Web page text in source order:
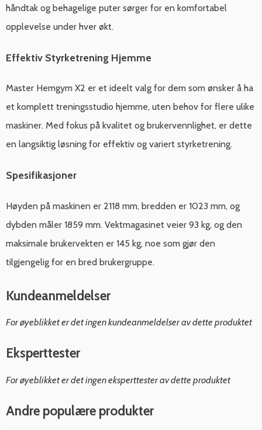
håndtak og behagelige puter sørger for en komfortabel
opplevelse under hver økt.
Effektiv Styrketrening Hjemme
Master Hemgym X2 er et ideelt valg for dem som ønsker å ha
et komplett treningsstudio hjemme, uten behov for flere ulike
maskiner. Med fokus på kvalitet og brukervennlighet, er dette
en langsiktig løsning for effektiv og variert styrketrening.
Spesifikasjoner
Høyden på maskinen er 2118 mm, bredden er 1023 mm, og
dybden måler 1859 mm. Vektmagasinet veier 93 kg, og den
maksimale brukervekten er 145 kg, noe som gjør den
tilgjengelig for en bred brukergruppe.
Kundeanmeldelser
For øyeblikket er det ingen kundeanmeldelser av dette produktet
Eksperttester
For øyeblikket er det ingen eksperttester av dette produktet
Andre populære produkter